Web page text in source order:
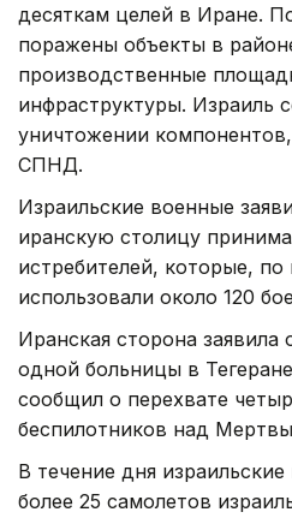
десяткам целей в Иране.
поражены объекты в
производственные
инфраструктуры. Израиль
уничтожении
СПНД.
Израильские военные
иранскую столицу
истребителей, которые, по
использовали около 120
Иранская сторона
одной больницы в
сообщил о перехвате
беспилотников над
В течение дня
более 25 самолетов